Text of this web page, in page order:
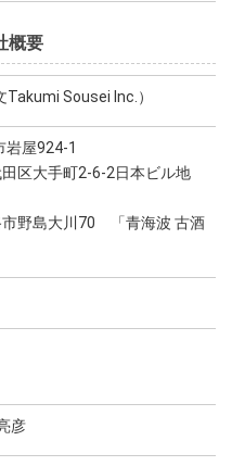
概要
Sousei Inc.）
屋924-1
区大手町2-6-2日本ビル地
野島大川70 「青海波 古酒
彦